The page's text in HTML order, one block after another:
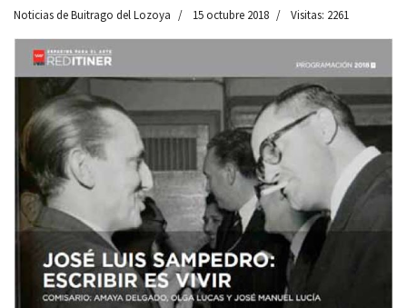
Noticias de Buitrago del Lozoya 15 octubre 2018 Visitas: 2261